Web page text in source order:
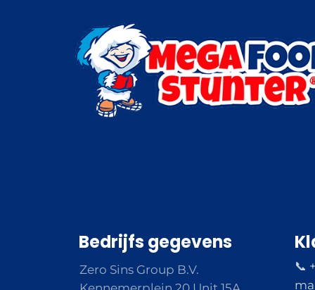
Bedrijfs gegevens
Zero Sins Group B.V.
📞